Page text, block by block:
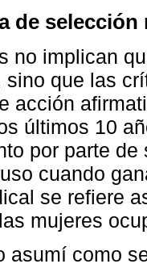
de selección
no implican
sino que las
acción
últimos 10
por parte
cuando
se refiere
mujeres
asumí como